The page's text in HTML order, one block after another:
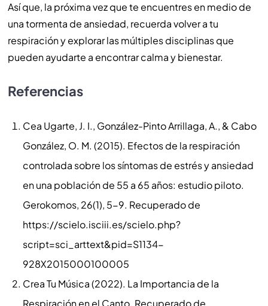
Así que, la próxima vez que te encuentres en medio de
una tormenta de ansiedad, recuerda volver a tu
respiración y explorar las múltiples disciplinas que
pueden ayudarte a encontrar calma y bienestar.
Referencias
Cea Ugarte, J. I., González-Pinto Arrillaga, A., & Cabo
González, O. M. (2015). Efectos de la respiración
controlada sobre los síntomas de estrés y ansiedad
en una población de 55 a 65 años: estudio piloto.
Gerokomos, 26(1), 5-9. Recuperado de
https://scielo.isciii.es/scielo.php?
script=sci_arttext&pid=S1134-
928X2015000100005
Crea Tu Música (2022). La Importancia de la